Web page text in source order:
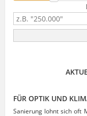
FÜR OPTIK UND
Sanierung lohnt sich oft